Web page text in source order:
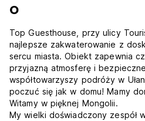
O
Top Guesthouse, przy ulicy
najlepsze zakwaterowanie z
sercu miasta. Obiekt zapewnia
przyjazną atmosferę i
współtowarzyszy podróży w
poczuć się jak w domu! Mamy
Witamy w pięknej Mongolii.
My wielki doświadczony zespół